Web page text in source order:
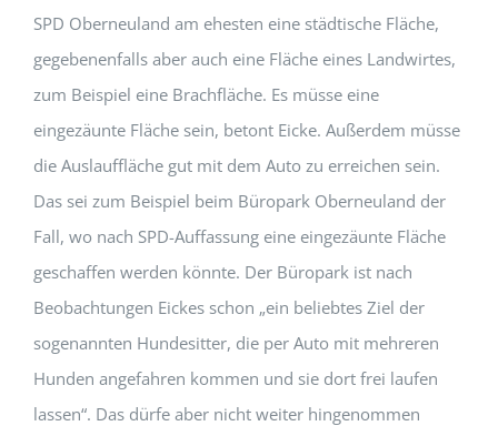
SPD Oberneuland am ehesten eine städtische Fläche,
gegebenenfalls aber auch eine Fläche eines Landwirtes,
zum Beispiel eine Brachfläche. Es müsse eine
eingezäunte Fläche sein, betont Eicke. Außerdem müsse
die Auslauffläche gut mit dem Auto zu erreichen sein.
Das sei zum Beispiel beim Büropark Oberneuland der
Fall, wo nach SPD-Auffassung eine eingezäunte Fläche
geschaffen werden könnte. Der Büropark ist nach
Beobachtungen Eickes schon „ein beliebtes Ziel der
sogenannten Hundesitter, die per Auto mit mehreren
Hunden angefahren kommen und sie dort frei laufen
lassen“. Das dürfe aber nicht weiter hingenommen